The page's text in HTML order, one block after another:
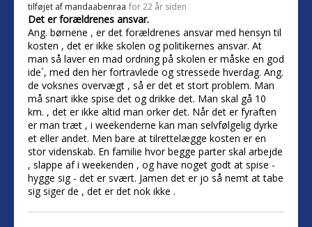
tilføjet af mandaabenraa for 22 år siden
Det er forældrenes ansvar.
Ang. børnene , er det forældrenes ansvar med hensyn til
kosten , det er ikke skolen og politikernes ansvar. At
man så laver en mad ordning på skolen er måske en god
ide`, med den her fortravlede og stressede hverdag. Ang.
de voksnes overvægt , så er det et stort problem. Man
må snart ikke spise det og drikke det. Man skal gå 10
km. , det er ikke altid man orker det. Når det er fyraften
er man træt , i weekenderne kan man selvfølgelig dyrke
et eller andet. Men bare at tilrettelægge kosten er en
stor videnskab. En familie hvor begge parter skal arbejde
, slappe af i weekenden , og have noget godt at spise -
hygge sig - det er svært. Jamen det er jo så nemt at tabe
sig siger de , det er det nok ikke .